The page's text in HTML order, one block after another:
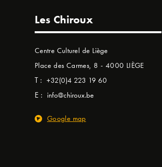
Les Chiroux
Centre Culturel de Liège
Place des Carmes, 8 - 4000 LIÈGE
T : +32(0)4 223 19 60
E : info@chiroux.be
Google map